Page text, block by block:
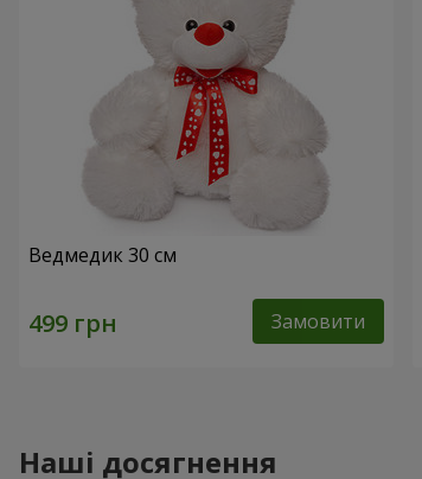
Ведмедик 30 см
Замовити
Наші досягнення